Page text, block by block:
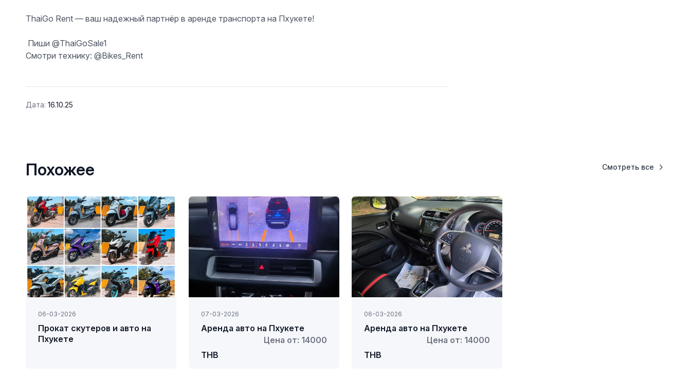
ThaiGo Rent — ваш надежный партнёр в аренде транспорта на Пхукете!
️ Пиши @ThaiGoSale1
Смотри технику: @Bikes_Rent
Дата: 16.10.25
Похожее Смотреть все
06-03-2026
Прокат скутеров и авто на
Пхукете
07-03-2026
Аренда авто на Пхукете
Цена от: 14000
THB
06-03-2026
Аренда авто на Пхукете
Цена от: 14000
THB